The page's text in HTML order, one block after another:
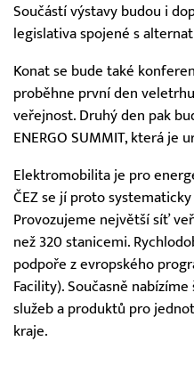
Součástí výstavy budou i
legislativa spojené s
Konat se bude také
proběhne první den
veřejnost. Druhý den pak
ENERGO SUMMIT, která je
Elektromobilita je pro
ČEZ se jí proto
Provozujeme největší síť
než 320 stanicemi.
podpoře z evropského
Facility). Současně
služeb a produktů pro
kraje.